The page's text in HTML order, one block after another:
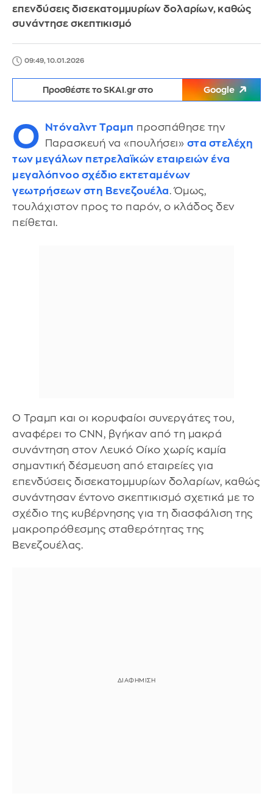
επενδύσεις δισεκατομμυρίων δολαρίων, καθώς
συνάντησε σκεπτικισμό
09:49, 10.01.2026
Προσθέστε το SKAI.gr στο Google
Ο Ντόναλντ Τραμπ προσπάθησε την
Παρασκευή να «πουλήσει» στα στελέχη
των μεγάλων πετρελαϊκών εταιρειών ένα
μεγαλόπνοο σχέδιο εκτεταμένων
γεωτρήσεων στη Βενεζουέλα. Όμως,
τουλάχιστον προς το παρόν, ο κλάδος δεν
πείθεται.
Ο Τραμπ και οι κορυφαίοι συνεργάτες του,
αναφέρει το CNN, βγήκαν από τη μακρά
συνάντηση στον Λευκό Οίκο χωρίς καμία
σημαντική δέσμευση από εταιρείες για
επενδύσεις δισεκατομμυρίων δολαρίων, καθώς
συνάντησαν έντονο σκεπτικισμό σχετικά με το
σχέδιο της κυβέρνησης για τη διασφάλιση της
μακροπρόθεσμης σταθερότητας της
Βενεζουέλας.